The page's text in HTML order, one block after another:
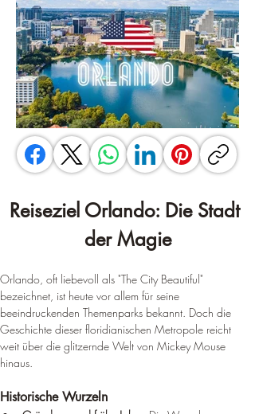
Reiseziel Orlando: Die Stadt
der Magie
Orlando, oft liebevoll als "The City Beautiful"
bezeichnet, ist heute vor allem für seine
beeindruckenden Themenparks bekannt. Doch die
Geschichte dieser floridianischen Metropole reicht
weit über die glitzernde Welt von Mickey Mouse
hinaus.
Historische Wurzeln